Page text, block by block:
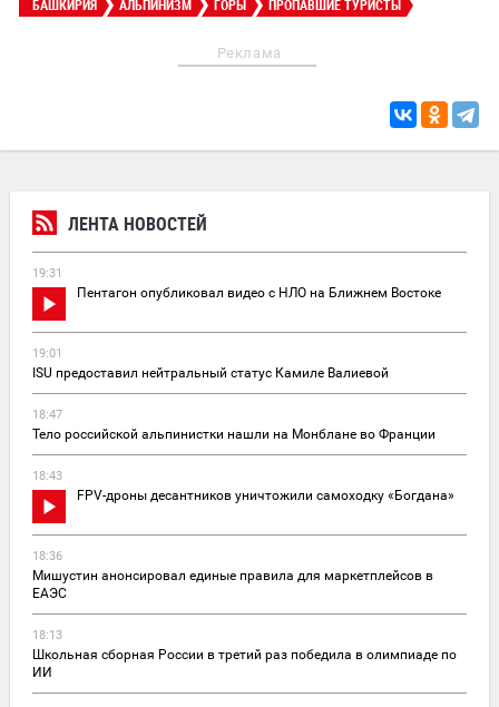
ЛЕНТА НОВОСТЕЙ
19:31
Пентагон опубликовал видео с НЛО на Ближнем Востоке
19:01
ISU предоставил нейтральный статус Камиле Валиевой
18:47
Тело российской альпинистки нашли на Монблане во Франции
18:43
FPV-дроны десантников уничтожили самоходку «Богдана»
18:36
Мишустин анонсировал единые правила для маркетплейсов в
ЕАЭС
18:13
Школьная сборная России в третий раз победила в олимпиаде по
ИИ
БАШКИРИЯ АЛЬПИНИЗМ ГОРЫ ПРОПАВШИЕ ТУРИСТЫ
Реклама